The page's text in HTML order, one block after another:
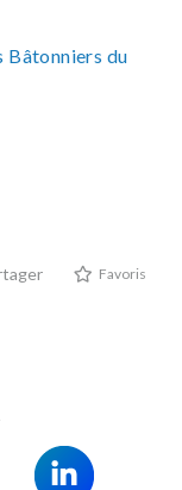
Bâtonniers du
Favoris